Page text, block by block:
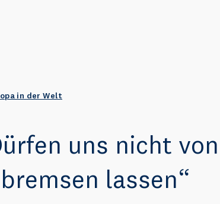
in der Welt
uns nicht
lassen“